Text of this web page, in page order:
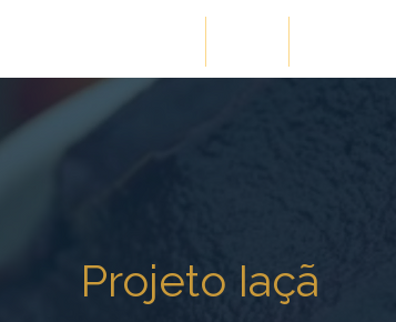
Projeto Iaçã